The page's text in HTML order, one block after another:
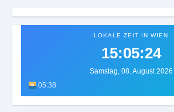
LOKALE ZEIT IN WIEN
15:05:27
Samstag, 08. August 2026
05:38